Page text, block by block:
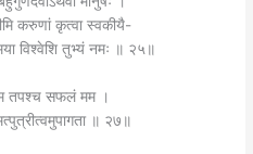
करुणां कृत्वा स्वकीयै-
विश्वेशि तुभ्यं नमः ॥ २५॥
तपश्च सफलं मम ।
॥ २७॥